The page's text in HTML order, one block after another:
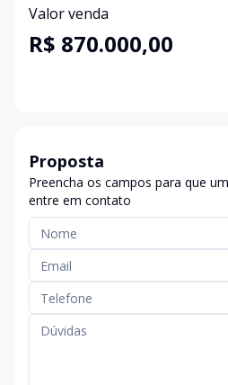
Valor venda
R$ 870.000,00
Proposta
Preencha os campos para que
entre em contato